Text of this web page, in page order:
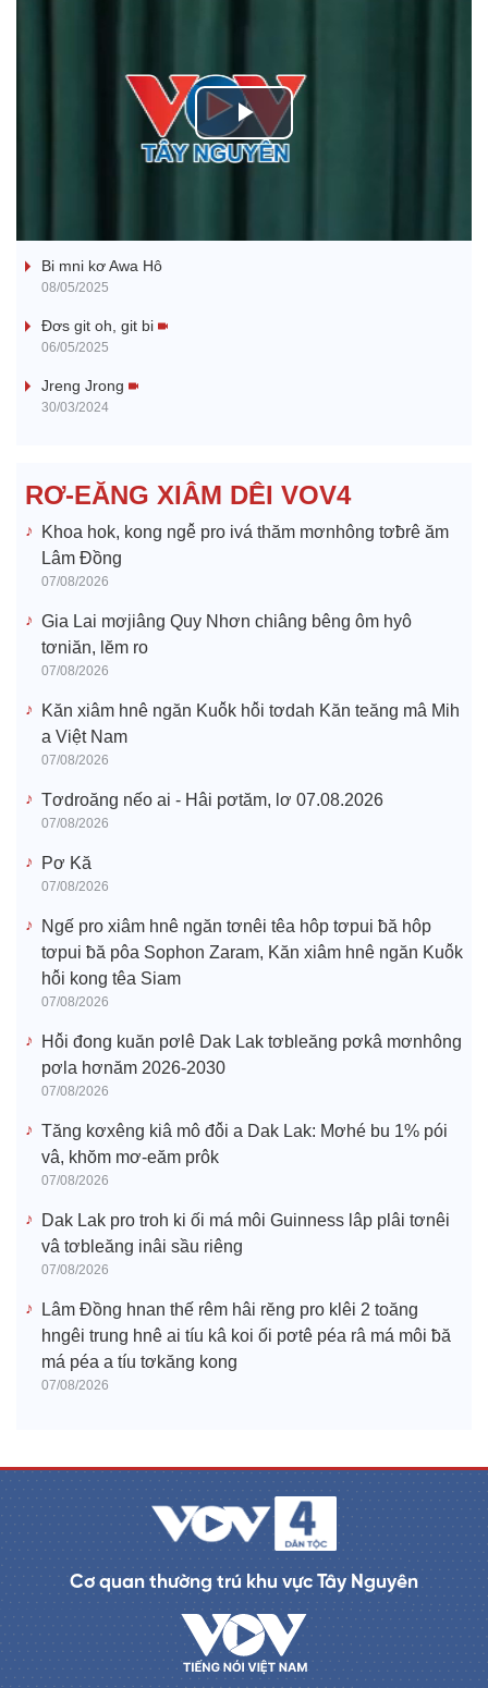
P
a
e
o
Bi mni kơ Awa Hô
08/05/2025
Đơs git oh, git bi
06/05/2025
Jreng Jrong
30/03/2024
RƠ-EĂNG XIÂM DÊI VOV4
Khoa hok, kong ngê̆ pro ivá thăm mơnhông tơƀrê ăm
Lâm Đồng
07/08/2026
Gia Lai mơjiâng Quy Nhơn chiâng bêng ôm hyô
tơniăn, lĕm ro
07/08/2026
Kăn xiâm hnê ngăn Kuô̆k hô̆i tơdah Kăn teăng mâ Mih
a Việt Nam
07/08/2026
Tơdroăng nếo ai - Hâi pơtăm, lơ 07.08.2026
07/08/2026
Pơ Kă
07/08/2026
Ngế pro xiâm hnê ngăn tơnêi têa hôp tơpui ƀă hôp
tơpui ƀă pôa Sophon Zaram, Kăn xiâm hnê ngăn Kuô̆k
hô̆i kong têa Siam
07/08/2026
Hô̆i đong kuăn pơlê Dak Lak tơbleăng pơkâ mơnhông
pơla hơnăm 2026-2030
07/08/2026
Tăng kơxêng kiâ mô đô̆i a Dak Lak: Mơhé bu 1% pói
vâ, khŏm mơ-eăm prôk
07/08/2026
Dak Lak pro troh ki ối má môi Guinness lâp plâi tơnêi
vâ tơbleăng inâi sầu riêng
07/08/2026
Lâm Đồng hnan thế rêm hâi rĕng pro klêi 2 toăng
hngêi trung hnê ai tíu kâ koi ối pơtê péa râ má môi ƀă
má péa a tíu tơkăng kong
07/08/2026
Cơ quan thường trú khu vực Tây Nguyên